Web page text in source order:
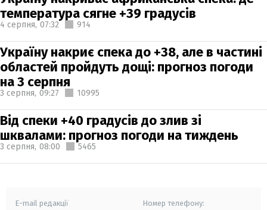
температура сягне +39 градусів
4 серпня, 07:32 914
Україну накриє спека до +38, але в частині
областей пройдуть дощі: прогноз погоди
на 3 серпня
3 серпня, 09:27 10995
Від спеки +40 градусів до злив зі
шквалами: прогноз погоди на тиждень
3 серпня, 08:00 5465
E-mail редакції Номер телефону: